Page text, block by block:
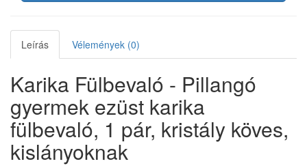
Leírás Vélemények (0)
Karika Fülbevaló - Pillangó
gyermek ezüst karika
fülbevaló, 1 pár, kristály köves,
kislányoknak